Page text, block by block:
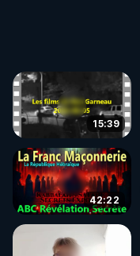
15:39
42:22